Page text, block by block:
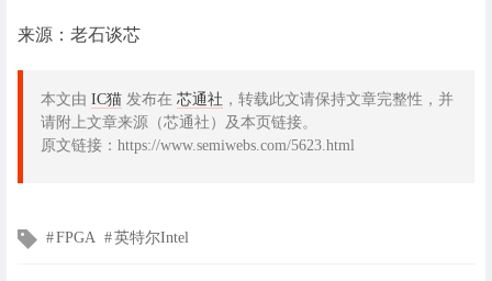
来源：老石谈芯
本文由 IC猫 发布在 芯通社 ，转载此文请保持文章完整性，并
请附上文章来源（芯通社）及本页链接。
原文链接：https://www.semiwebs.com/5623.html
文FPGA 英特尔Intel